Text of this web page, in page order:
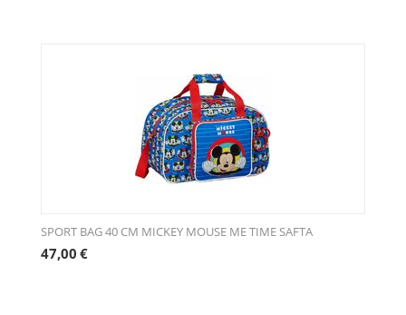
SPORT BAG 40 CM MICKEY MOUSE ME TIME SAFTA
47,00 €